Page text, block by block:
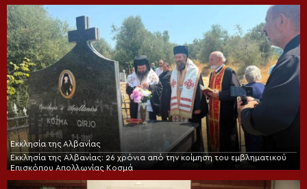
Εκκλησία της Αλβανίας
Εκκλησία της Αλβανίας: 26 χρόνια από την κοίμηση του εμβληματικού
Επισκόπου Απολλωνίας Κοσμά